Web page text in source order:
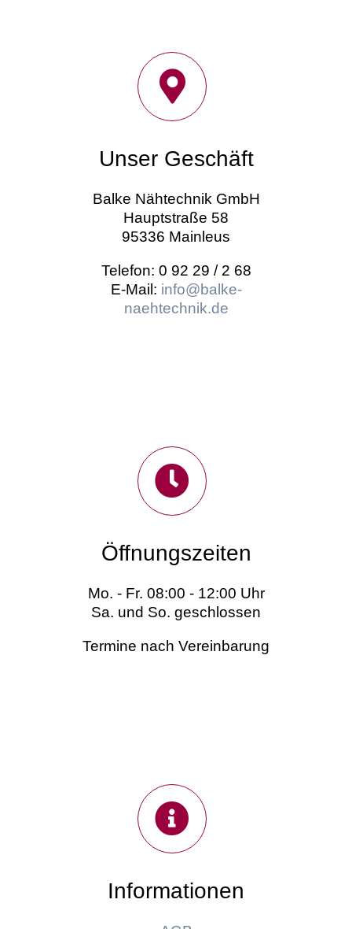
Unser Geschäft
Balke Nähtechnik GmbH
Hauptstraße 58
95336 Mainleus
Telefon: 0 92 29 / 2 68
E-Mail: info@balke-
naehtechnik.de
Öffnungszeiten
Mo. - Fr. 08:00 - 12:00 Uhr
Sa. und So. geschlossen
Termine nach Vereinbarung
Informationen